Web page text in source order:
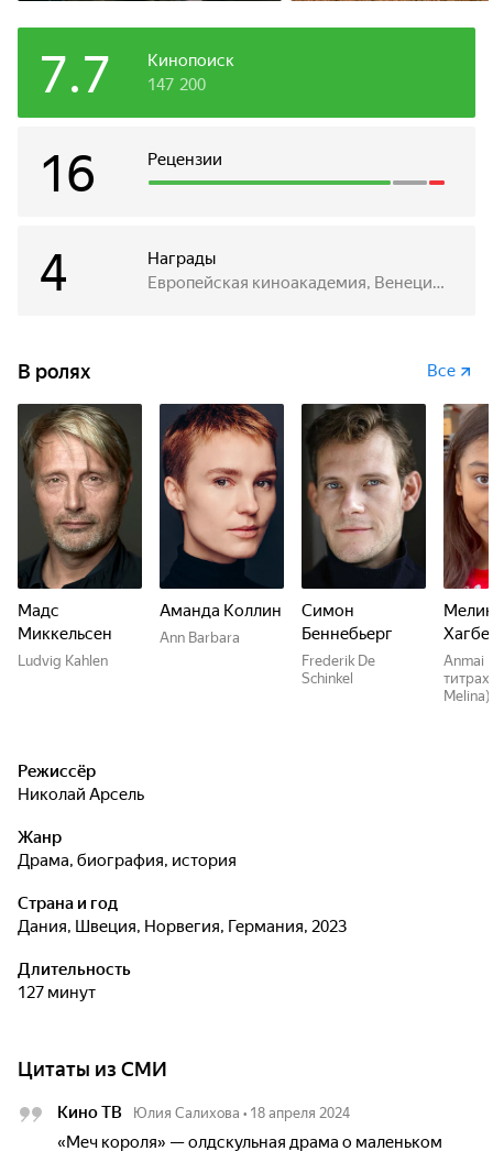
Кинопоиск
7.7 147 200
Рецензии
16
Награды
4 Европейская киноакадемия, Венецианский кинофестиваль
В ролях Все
Мадс
Миккельсен
Ludvig Kahlen
Аманда Коллин
Ann Barbara
Симон
Беннебьерг
Frederik De
Schinkel
Anmai
Melina)
Режиссёр
Николай Арсель
Жанр
драма, биография, история
Страна и год
Дания, Швеция, Норвегия, Германия, 2023
Длительность
127 минут
Цитаты из СМИ
Кино ТВ Юлия Салихова • 18 апреля 2024
«Меч короля» — олдскульная драма о маленьком